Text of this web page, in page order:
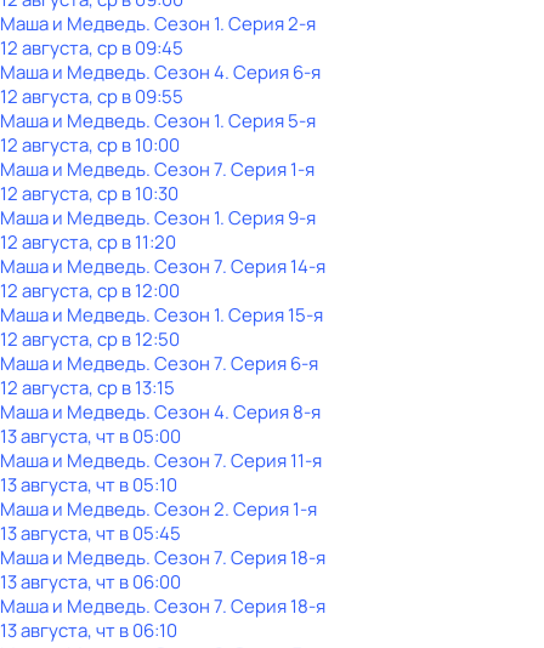
Маша и Медведь. Сезон 1. Серия 2-я
12 августа, ср в 09:45
Маша и Медведь. Сезон 4. Серия 6-я
12 августа, ср в 09:55
Маша и Медведь. Сезон 1. Серия 5-я
12 августа, ср в 10:00
Маша и Медведь. Сезон 7. Серия 1-я
12 августа, ср в 10:30
Маша и Медведь. Сезон 1. Серия 9-я
12 августа, ср в 11:20
Маша и Медведь. Сезон 7. Серия 14-я
12 августа, ср в 12:00
Маша и Медведь. Сезон 1. Серия 15-я
12 августа, ср в 12:50
Маша и Медведь. Сезон 7. Серия 6-я
12 августа, ср в 13:15
Маша и Медведь. Сезон 4. Серия 8-я
13 августа, чт в 05:00
Маша и Медведь. Сезон 7. Серия 11-я
13 августа, чт в 05:10
Маша и Медведь. Сезон 2. Серия 1-я
13 августа, чт в 05:45
Маша и Медведь. Сезон 7. Серия 18-я
13 августа, чт в 06:00
Маша и Медведь. Сезон 7. Серия 18-я
13 августа, чт в 06:10